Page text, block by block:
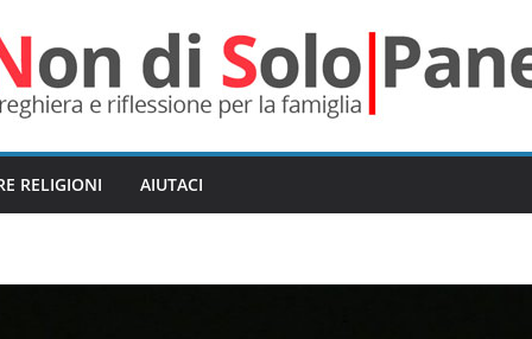
RELIGIONI AIUTACI